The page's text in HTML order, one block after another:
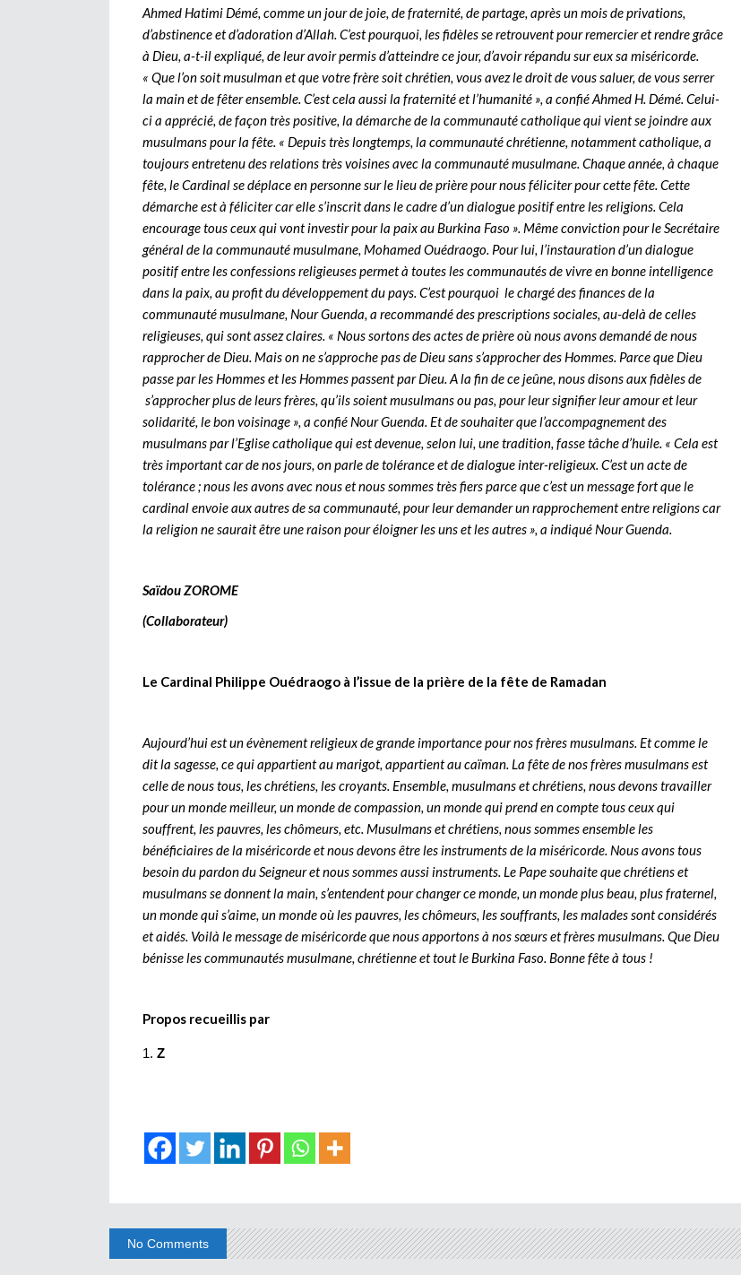
Ahmed Hatimi Démé, comme un jour de joie, de fraternité, de partage, après un mois de privations,
d’abstinence et d’adoration d’Allah. C’est pourquoi, les fidèles se retrouvent pour remercier et rendre grâce
à Dieu, a-t-il expliqué, de leur avoir permis d’atteindre ce jour, d’avoir répandu sur eux sa miséricorde.
« Que l’on soit musulman et que votre frère soit chrétien, vous avez le droit de vous saluer, de vous serrer
la main et de fêter ensemble. C’est cela aussi la fraternité et l’humanité », a confié Ahmed H. Démé. Celui-
ci a apprécié, de façon très positive, la démarche de la communauté catholique qui vient se joindre aux
musulmans pour la fête. « Depuis très longtemps, la communauté chrétienne, notamment catholique, a
toujours entretenu des relations très voisines avec la communauté musulmane. Chaque année, à chaque
fête, le Cardinal se déplace en personne sur le lieu de prière pour nous féliciter pour cette fête. Cette
démarche est à féliciter car elle s’inscrit dans le cadre d’un dialogue positif entre les religions. Cela
encourage tous ceux qui vont investir pour la paix au Burkina Faso ». Même conviction pour le Secrétaire
général de la communauté musulmane, Mohamed Ouédraogo. Pour lui, l’instauration d’un dialogue
positif entre les confessions religieuses permet à toutes les communautés de vivre en bonne intelligence
dans la paix, au profit du développement du pays. C’est pourquoi le chargé des finances de la
communauté musulmane, Nour Guenda, a recommandé des prescriptions sociales, au-delà de celles
religieuses, qui sont assez claires. « Nous sortons des actes de prière où nous avons demandé de nous
rapprocher de Dieu. Mais on ne s’approche pas de Dieu sans s’approcher des Hommes. Parce que Dieu
passe par les Hommes et les Hommes passent par Dieu. A la fin de ce jeûne, nous disons aux fidèles de
s’approcher plus de leurs frères, qu’ils soient musulmans ou pas, pour leur signifier leur amour et leur
solidarité, le bon voisinage », a confié Nour Guenda. Et de souhaiter que l’accompagnement des
musulmans par l’Eglise catholique qui est devenue, selon lui, une tradition, fasse tâche d’huile. « Cela est
très important car de nos jours, on parle de tolérance et de dialogue inter-religieux. C’est un acte de
tolérance ; nous les avons avec nous et nous sommes très fiers parce que c’est un message fort que le
cardinal envoie aux autres de sa communauté, pour leur demander un rapprochement entre religions car
la religion ne saurait être une raison pour éloigner les uns et les autres », a indiqué Nour Guenda.
Saïdou ZOROME
(Collaborateur)
Le Cardinal Philippe Ouédraogo à l’issue de la prière de la fête de Ramadan
Aujourd’hui est un évènement religieux de grande importance pour nos frères musulmans. Et comme le
dit la sagesse, ce qui appartient au marigot, appartient au caïman. La fête de nos frères musulmans est
celle de nous tous, les chrétiens, les croyants. Ensemble, musulmans et chrétiens, nous devons travailler
pour un monde meilleur, un monde de compassion, un monde qui prend en compte tous ceux qui
souffrent, les pauvres, les chômeurs, etc. Musulmans et chrétiens, nous sommes ensemble les
bénéficiaires de la miséricorde et nous devons être les instruments de la miséricorde. Nous avons tous
besoin du pardon du Seigneur et nous sommes aussi instruments. Le Pape souhaite que chrétiens et
musulmans se donnent la main, s’entendent pour changer ce monde, un monde plus beau, plus fraternel,
un monde qui s’aime, un monde où les pauvres, les chômeurs, les souffrants, les malades sont considérés
et aidés. Voilà le message de miséricorde que nous apportons à nos sœurs et frères musulmans. Que Dieu
bénisse les communautés musulmane, chrétienne et tout le Burkina Faso. Bonne fête à tous !
Propos recueillis par
Z
No Comments